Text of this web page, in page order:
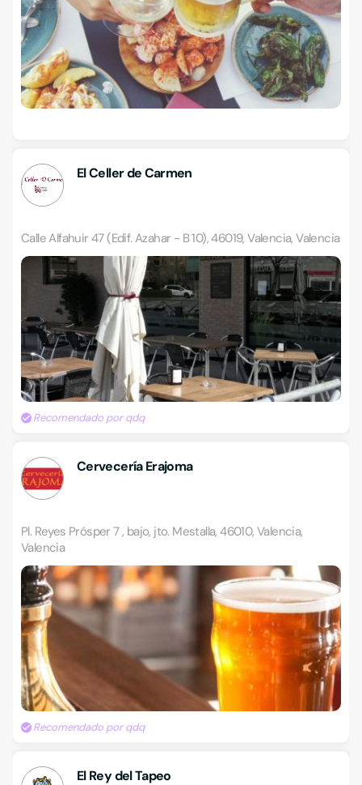
El Celler de Carmen
Calle Alfahuir 47 (Edif. Azahar - B 10), 46019, Valencia, Valencia
Recomendado por qdq
Cervecería Erajoma
Pl. Reyes Prósper 7 , bajo, jto. Mestalla, 46010, Valencia,
Valencia
Recomendado por qdq
El Rey del Tapeo